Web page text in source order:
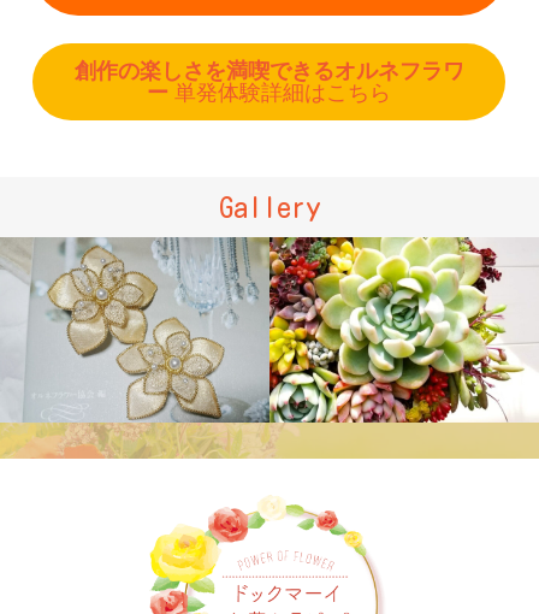
創作の楽しさを満喫できるオルネフラワ
ー 単発体験詳細はこちら
Gallery
ハンドメイ
ドアクセサリー
癒しを育て